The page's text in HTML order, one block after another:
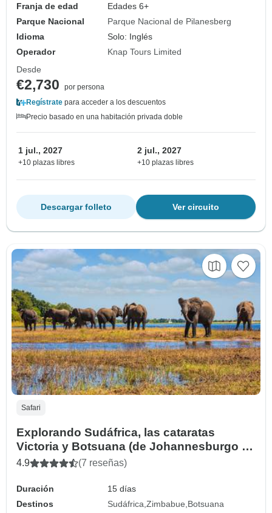
Franja de edad
Edades 6+
Parque Nacional
Parque Nacional de Pilanesberg
Idioma
Solo: Inglés
Operador
Knap Tours Limited
Desde
€2,730
por persona
Regístrate para acceder a los descuentos
Precio basado en una habitación privada doble
1 jul., 2027
+10 plazas libres
2 jul., 2027
+10 plazas libres
Ver circuito
Descargar folleto
Safari
Explorando Sudáfrica, las cataratas
Victoria y Botsuana (de Johannesburgo a
Ciudad del Cabo) (2027)
4.9 (7 reseñas)
Duración
15 días
Destinos
Sudáfrica Zimbabue Botsuana